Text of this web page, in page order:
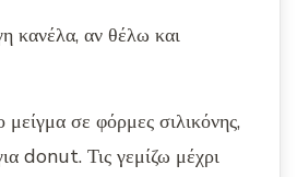
κανέλα, αν θέλω και
σε φόρμες σιλικόνης,
donut. Τις γεμίζω μέχρι